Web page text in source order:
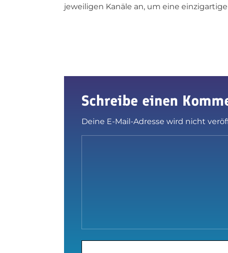
jeweiligen Kanäle an, um eine
Schreibe einen
Deine E-Mail-Adresse wird nicht